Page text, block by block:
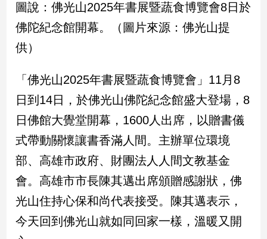
點
政
治
點
品
觀
點
民
調
國
會
點
圖說：佛光山2025年書展暨蔬食博覽會8日於
佛陀紀念館開幕。（圖片來源：佛光山提
供）
「佛光山2025年書展暨蔬食博覽會」11月8
日到14日，於佛光山佛陀紀念館盛大登場，8
日佛館大覺堂開幕，1600人出席，以贈書儀
式帶動關懷讓書香滿人間。主辦單位環境
部、高雄市政府、財團法人人間文教基金
會。高雄市市長陳其邁出席頒贈感謝狀，佛
光山住持心保和尚代表接受。陳其邁表示，
今天回到佛光山就如同回家一樣，溫暖又開